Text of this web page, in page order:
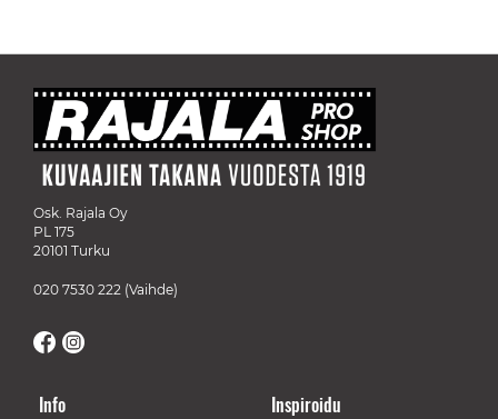
Osk. Rajala Oy
PL 175
20101 Turku
020 7530 222 (Vaihde)
Info Inspiroidu